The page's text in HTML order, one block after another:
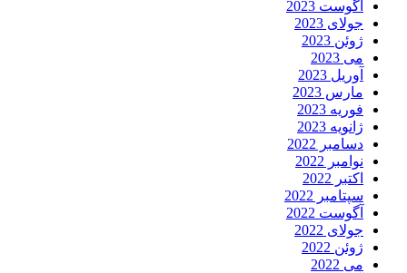
آگوست 2023
جولای 2023
ژوئن 2023
می 2023
آوریل 2023
مارس 2023
فوریه 2023
ژانویه 2023
دسامبر 2022
نوامبر 2022
اکتبر 2022
سپتامبر 2022
آگوست 2022
جولای 2022
ژوئن 2022
می 2022